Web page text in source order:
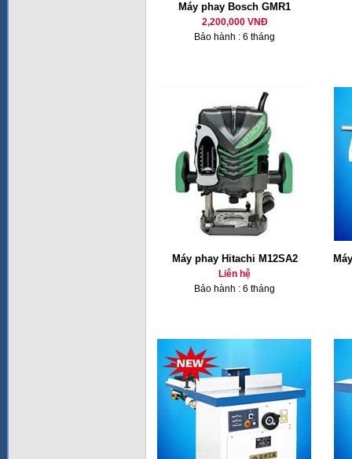
Máy phay Bosch GMR1
2,200,000 VNĐ
Bảo hành : 6 tháng
Máy phay Hitachi M12SA2
Liên hệ
Bảo hành : 6 tháng